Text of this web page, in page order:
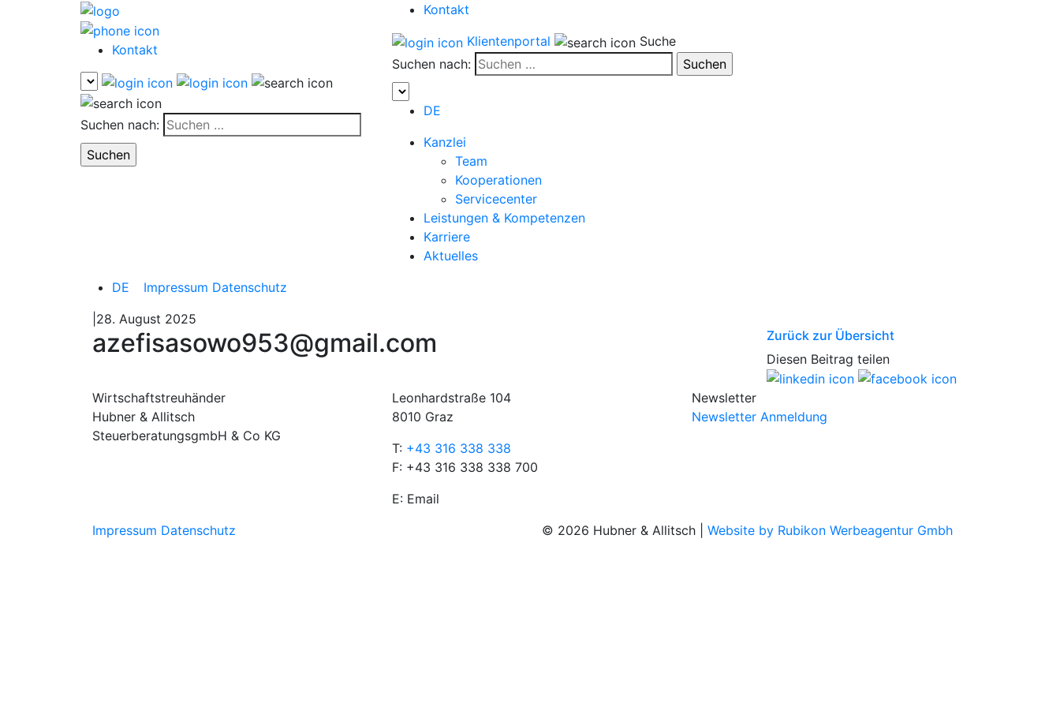
Kontakt
Suchen nach:
Kontakt
Klientenportal
Suche
Suchen nach:
DE
Kanzlei
Team
Kooperationen
Servicecenter
Leistungen & Kompetenzen
Karriere
Aktuelles
DE
Impressum Datenschutz
|28. August 2025
azefisasowo953@gmail.com
Zurück zur Übersicht
Diesen Beitrag teilen
Wirtschaftstreuhänder
Hubner & Allitsch
SteuerberatungsgmbH & Co KG
Leonhardstraße 104
8010 Graz
T: +43 316 338 338
F: +43 316 338 338 700
E: Email
Newsletter
Newsletter Anmeldung
Impressum Datenschutz © 2026 Hubner & Allitsch | Website by Rubikon Werbeagentur Gmbh